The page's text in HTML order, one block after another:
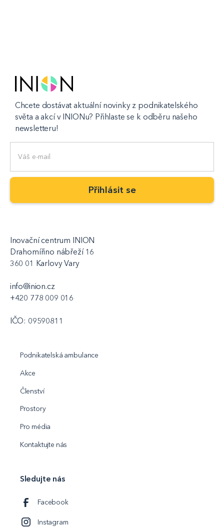
Chcete dostávat aktuální novinky z podnikatelského
světa a akcí v INIONu? Přihlaste se k odběru našeho
newsletteru!
Inovační centrum INION
Drahomířino nábřeží 16
360 01 Karlovy Vary
info@inion.cz
+420 778 009 016
IČO: 09590811
Podnikatelská ambulance
Akce
Členství
Prostory
Pro média
Kontaktujte nás
Sledujte nás
Facebook
Instagram